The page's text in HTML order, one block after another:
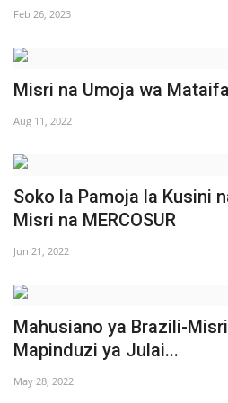
English
French
Feb 26, 2023
Misri na Umoja wa Mataifa
Aug 11, 2022
Soko la Pamoja la Kusini
Misri na MERCOSUR
Jun 21, 2022
Mahusiano ya Brazili-
Mapinduzi ya Julai...
May 28, 2022